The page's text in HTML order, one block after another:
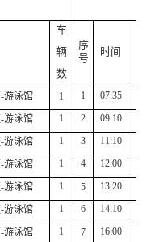
车
辆
数
序
号
时间
-游泳馆 1 1 07:35
-游泳馆 1 2 09:10
-游泳馆 1 3 11:10
-游泳馆 1 4 12:00
-游泳馆 1 5 13:20
-游泳馆 1 6 14:10
-游泳馆 1 7 16:00